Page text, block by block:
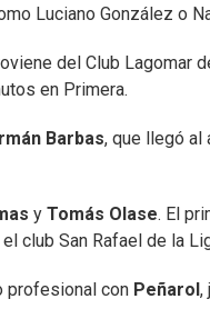
Luciano González o
del Club Lagomar
en Primera.
Barbas, que llegó al
y Tomás Olase. El
club San Rafael de la
profesional con Peñarol ,